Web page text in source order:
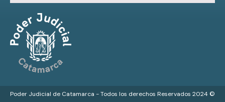
Poder Judicial de Catamarca - Todos los derechos Reservados 2024 ©